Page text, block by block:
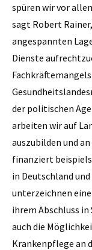
spüren wir vor
sagt Robert
angespannten
Dienste
der politischen
arbeiten wir auf
auszubilden und
finanziert
in Deutschland
unterzeichnen
ihrem Abschluss
auch die
Krankenpflege an